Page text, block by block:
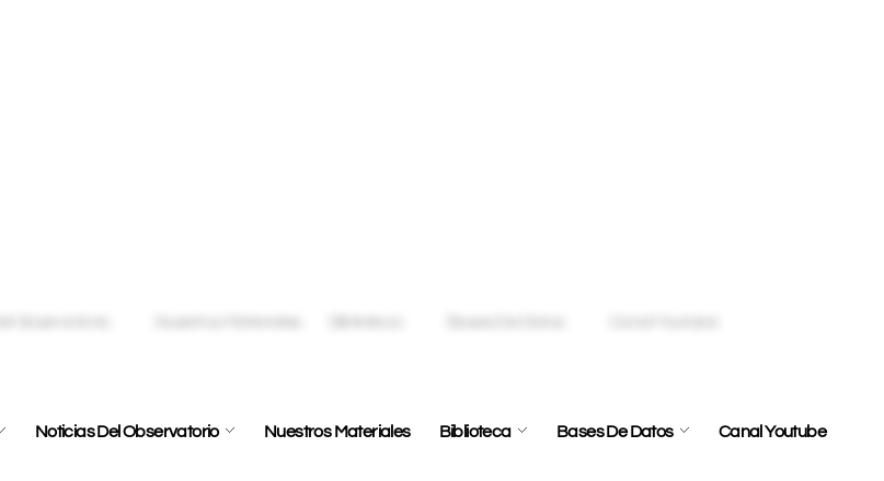
Noticias Del Observatorio Nuestros Materiales Biblioteca Bases De Datos Canal Youtube